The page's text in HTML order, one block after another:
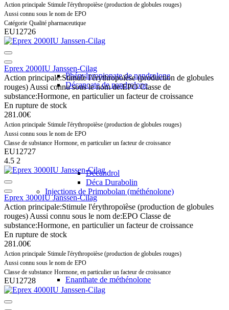
Phénylpropionate de nandrolone
Décanoate de nandrolone
Décandrol
Déca Durabolin
Injections de Primobolan (méthénolone)
Enanthate de méthénolone
Action principale Stimule l'érythropoïèse (production de globules rouges)
Aussi connu sous le nom de EPO
Catégorie Qualité pharmaceutique
EU12726
Eprex 2000IU Janssen-Cilag
Action principale:Stimule l'érythropoïèse (production de globules
rouges) Aussi connu sous le nom de:EPO Classe de
substance:Hormone, en particulier un facteur de croissance
En rupture de stock
281.00€
Action principale Stimule l'érythropoïèse (production de globules rouges)
Aussi connu sous le nom de EPO
Classe de substance Hormone, en particulier un facteur de croissance
EU12727
4.5 2
Eprex 3000IU Janssen-Cilag
Action principale:Stimule l'érythropoïèse (production de globules
rouges) Aussi connu sous le nom de:EPO Classe de
substance:Hormone, en particulier un facteur de croissance
En rupture de stock
281.00€
Action principale Stimule l'érythropoïèse (production de globules rouges)
Aussi connu sous le nom de EPO
Classe de substance Hormone, en particulier un facteur de croissance
EU12728